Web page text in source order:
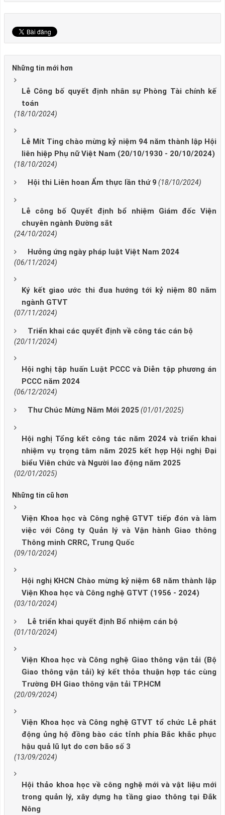
Những tin mới hơn
Lễ Công bố quyết định nhân sự Phòng Tài chính kế
toán
(18/10/2024)
Lễ Mít Ting chào mừng kỷ niệm 94 năm thành lập Hội
liên hiệp Phụ nữ Việt Nam (20/10/1930 - 20/10/2024)
(18/10/2024)
Hội thi Liên hoan Ẩm thực lần thứ 9 (18/10/2024)
Lễ công bố Quyết định bổ nhiệm Giám đốc Viện
chuyên ngành Đường sắt
(24/10/2024)
Hưởng ứng ngày pháp luật Việt Nam 2024
(06/11/2024)
Ký kết giao ước thi đua hướng tới kỷ niệm 80 năm
ngành GTVT
(07/11/2024)
Triển khai các quyết định về công tác cán bộ
(20/11/2024)
Hội nghị tập huấn Luật PCCC và Diễn tập phương án
PCCC năm 2024
(06/12/2024)
Thư Chúc Mừng Năm Mới 2025 (01/01/2025)
Hội nghị Tổng kết công tác năm 2024 và triển khai
nhiệm vụ trọng tâm năm 2025 kết hợp Hội nghị Đại
biểu Viên chức và Người lao động năm 2025
(02/01/2025)
Những tin cũ hơn
Viện Khoa học và Công nghệ GTVT tiếp đón và làm
việc với Công ty Quản lý và Vận hành Giao thông
Thông minh CRRC, Trung Quốc
(09/10/2024)
Hội nghị KHCN Chào mừng kỷ niệm 68 năm thành lập
Viện Khoa học và Công nghệ GTVT (1956 - 2024)
(03/10/2024)
Lễ triển khai quyết định Bổ nhiệm cán bộ
(01/10/2024)
Viện Khoa học và Công nghệ Giao thông vận tải (Bộ
Giao thông vận tải) ký kết thỏa thuận hợp tác cùng
Trường ĐH Giao thông vận tải TP.HCM
(20/09/2024)
Viện Khoa học và Công nghệ GTVT tổ chức Lễ phát
động ủng hộ đồng bào các tỉnh phía Bắc khắc phục
hậu quả lũ lụt do cơn bão số 3
(13/09/2024)
Hội thảo khoa học về công nghệ mới và vật liệu mới
trong quản lý, xây dựng hạ tầng giao thông tại Đắk
Nông